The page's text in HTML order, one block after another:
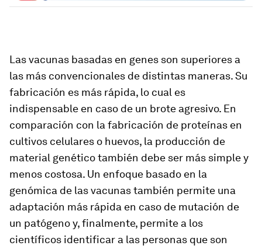
Las vacunas basadas en genes son superiores a
las más convencionales de distintas maneras. Su
fabricación es más rápida, lo cual es
indispensable en caso de un brote agresivo. En
comparación con la fabricación de proteínas en
cultivos celulares o huevos, la producción de
material genético también debe ser más simple y
menos costosa. Un enfoque basado en la
genómica de las vacunas también permite una
adaptación más rápida en caso de mutación de
un patógeno y, finalmente, permite a los
científicos identificar a las personas que son